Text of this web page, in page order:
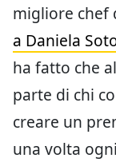
migliore chef
a Daniela
ha fatto che
parte di chi
creare un
una volta